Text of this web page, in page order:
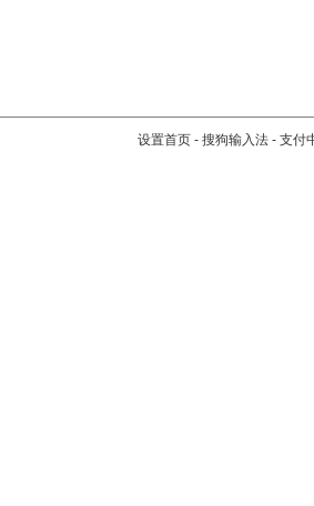
设置首页 - 搜狗输入法 - 支付